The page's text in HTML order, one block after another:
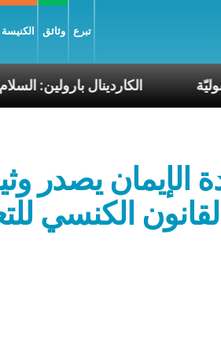
وثائق تبرع
الكاردينال الرسوليّة
الإيمان يصدر
الكنسي